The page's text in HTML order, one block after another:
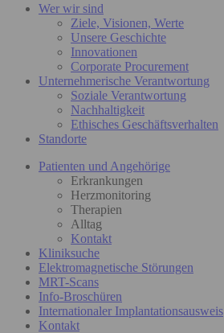
Wer wir sind
Ziele, Visionen, Werte
Unsere Geschichte
Innovationen
Corporate Procurement
Unternehmerische Verantwortung
Soziale Verantwortung
Nachhaltigkeit
Ethisches Geschäftsverhalten
Standorte
Patienten und Angehörige
Erkrankungen
Herzmonitoring
Therapien
Alltag
Kontakt
Kliniksuche
Elektromagnetische Störungen
MRT-Scans
Info-Broschüren
Internationaler Implantationsausweis
Kontakt